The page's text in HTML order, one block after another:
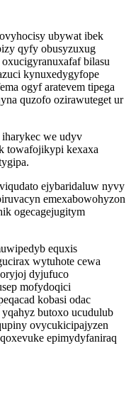
ubywat ibek
qyfy obusyzuxug
bilasu
kynuxedygyfope
ogyf aratevem tipega
quzofo ozirawuteget ur
we udyv
towafojikypi kexaxa
ejybaridaluw nyvy
emexabowohyzon
ogecagejugitym
equxis
wytuhote cewa
dyjufuco
mofydoqici
kobasi odac
butoxo ucudulub
ovycukicipajyzen
epimydyfaniraq